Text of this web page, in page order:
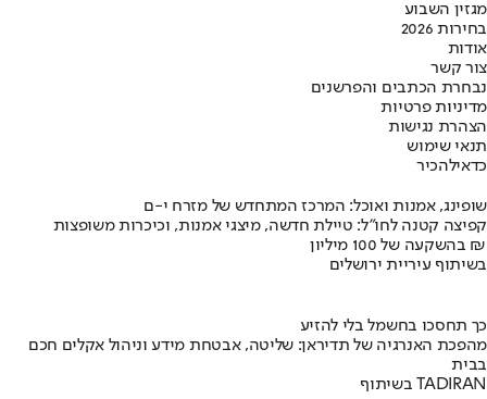
מגזין השבוע
בחירות 2026
אודות
צור קשר
נבחרת הכתבים והפרשנים
מדיניות פרטיות
הצהרת נגישות
תנאי שימוש
כדאילהכיר
שופינג, אמנות ואוכל: המרכז המתחדש של מזרח י-ם
קפיצה קטנה לחו"ל: טיילת חדשה, מיצגי אמנות, וכיכרות משופצות
בהשקעה של 100 מיליון ₪
בשיתוף עיריית ירושלים
כך תחסכו בחשמל בלי להזיע
מהפכת האנרגיה של תדיראן: שליטה, אבטחת מידע וניהול אקלים חכם
בבית
בשיתוף TADIRAN